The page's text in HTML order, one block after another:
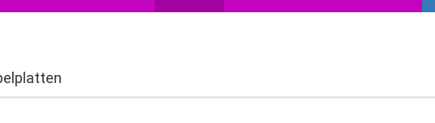
Passwort vergessen?